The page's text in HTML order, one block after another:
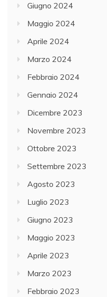
Giugno 2024
Maggio 2024
Aprile 2024
Marzo 2024
Febbraio 2024
Gennaio 2024
Dicembre 2023
Novembre 2023
Ottobre 2023
Settembre 2023
Agosto 2023
Luglio 2023
Giugno 2023
Maggio 2023
Aprile 2023
Marzo 2023
Febbraio 2023